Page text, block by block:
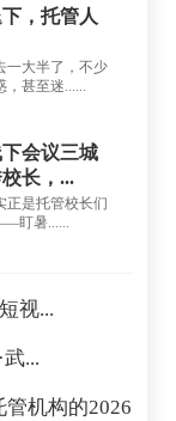
，托管人
一大半了，不少
，甚至迷......
会议三城
长，...
正是托管校长们
盯暑......
视...
...
机构的2026